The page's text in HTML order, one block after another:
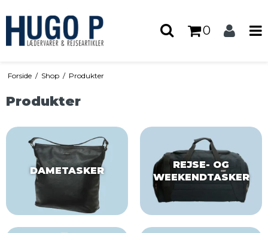
0
Forside / Shop / Produkter
Produkter
DAMETASKER
REJSE- OG
WEEKENDTASKER